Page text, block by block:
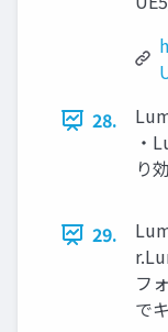
28.
・
り
29.
フ
で